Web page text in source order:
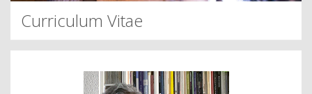
Curriculum Vitae